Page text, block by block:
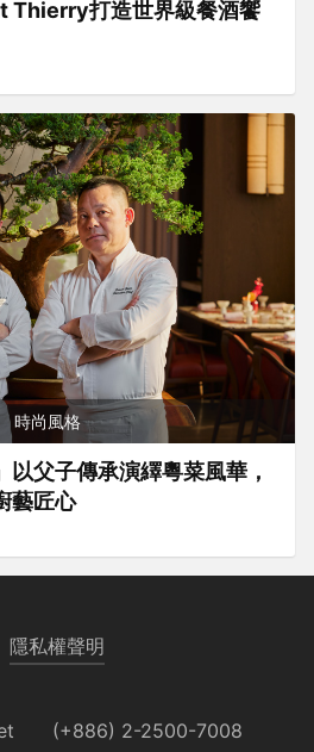
Thierry打造世界級餐酒饗
時尚風格
父子傳承演繹粵菜風華，
藝匠心
隱私權聲明
(+886) 2-2500-7008